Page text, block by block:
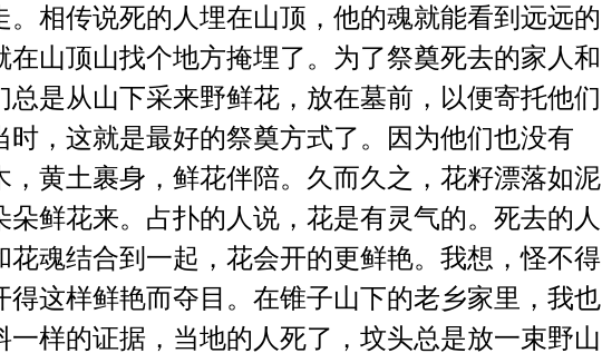
。相传说死的人埋在山顶，他的魂就能看到远远的
在山顶山找个地方掩埋了。为了祭奠死去的家人和
总是从山下采来野鲜花，放在墓前，以便寄托他们
时，这就是最好的祭奠方式了。因为他们也没有
，黄土裹身，鲜花伴陪。久而久之，花籽漂落如泥
朵鲜花来。占扑的人说，花是有灵气的。死去的人
花魂结合到一起，花会开的更鲜艳。我想，怪不得
得这样鲜艳而夺目。在锥子山下的老乡家里，我也
一样的证据，当地的人死了，坟头总是放一束野山